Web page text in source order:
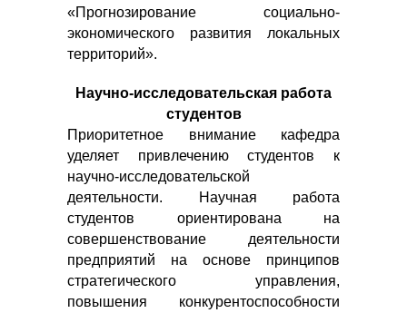
«Прогнозирование социально-
экономического развития локальных
территорий».
Научно-исследовательская работа
студентов
Приоритетное внимание кафедра
уделяет привлечению студентов к
научно-исследовательской
деятельности. Научная работа
студентов ориентирована на
совершенствование деятельности
предприятий на основе принципов
стратегического управления,
повышения конкурентоспособности